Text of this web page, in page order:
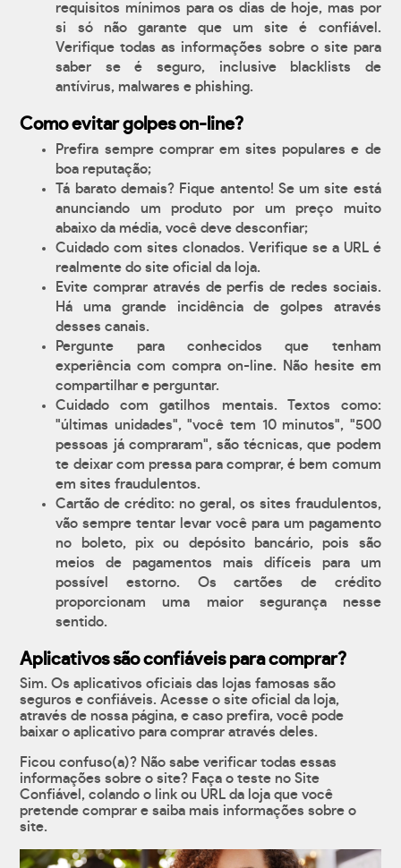
requisitos mínimos para os dias de hoje, mas por
si só não garante que um site é confiável.
Verifique todas as informações sobre o site para
saber se é seguro, inclusive blacklists de
antívirus, malwares e phishing.
Como evitar golpes on-line?
Prefira sempre comprar em sites populares e de
boa reputação;
Tá barato demais? Fique antento! Se um site está
anunciando um produto por um preço muito
abaixo da média, você deve desconfiar;
Cuidado com sites clonados. Verifique se a URL é
realmente do site oficial da loja.
Evite comprar através de perfis de redes sociais.
Há uma grande incidência de golpes através
desses canais.
Pergunte para conhecidos que tenham
experiência com compra on-line. Não hesite em
compartilhar e perguntar.
Cuidado com gatilhos mentais. Textos como:
"últimas unidades", "você tem 10 minutos", "500
pessoas já compraram", são técnicas, que podem
te deixar com pressa para comprar, é bem comum
em sites fraudulentos.
Cartão de crédito: no geral, os sites fraudulentos,
vão sempre tentar levar você para um pagamento
no boleto, pix ou depósito bancário, pois são
meios de pagamentos mais difíceis para um
possível estorno. Os cartões de crédito
proporcionam uma maior segurança nesse
sentido.
Aplicativos são confiáveis para comprar?
Sim. Os aplicativos oficiais das lojas famosas são
seguros e confiáveis. Acesse o site oficial da loja,
através de nossa página, e caso prefira, você pode
baixar o aplicativo para comprar através deles.
Ficou confuso(a)? Não sabe verificar todas essas
informações sobre o site? Faça o teste no Site
Confiável, colando o link ou URL da loja que você
pretende comprar e saiba mais informações sobre o
site.